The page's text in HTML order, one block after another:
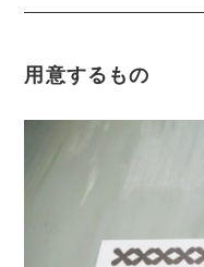
用意するもの